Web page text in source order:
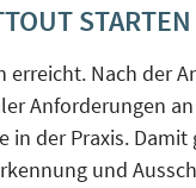
STARTEN
Nach der
Anforderungen
der Praxis. Damit
und